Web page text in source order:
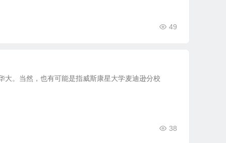
49
。当然，也有可能是指威斯康星大学麦迪逊分校
38